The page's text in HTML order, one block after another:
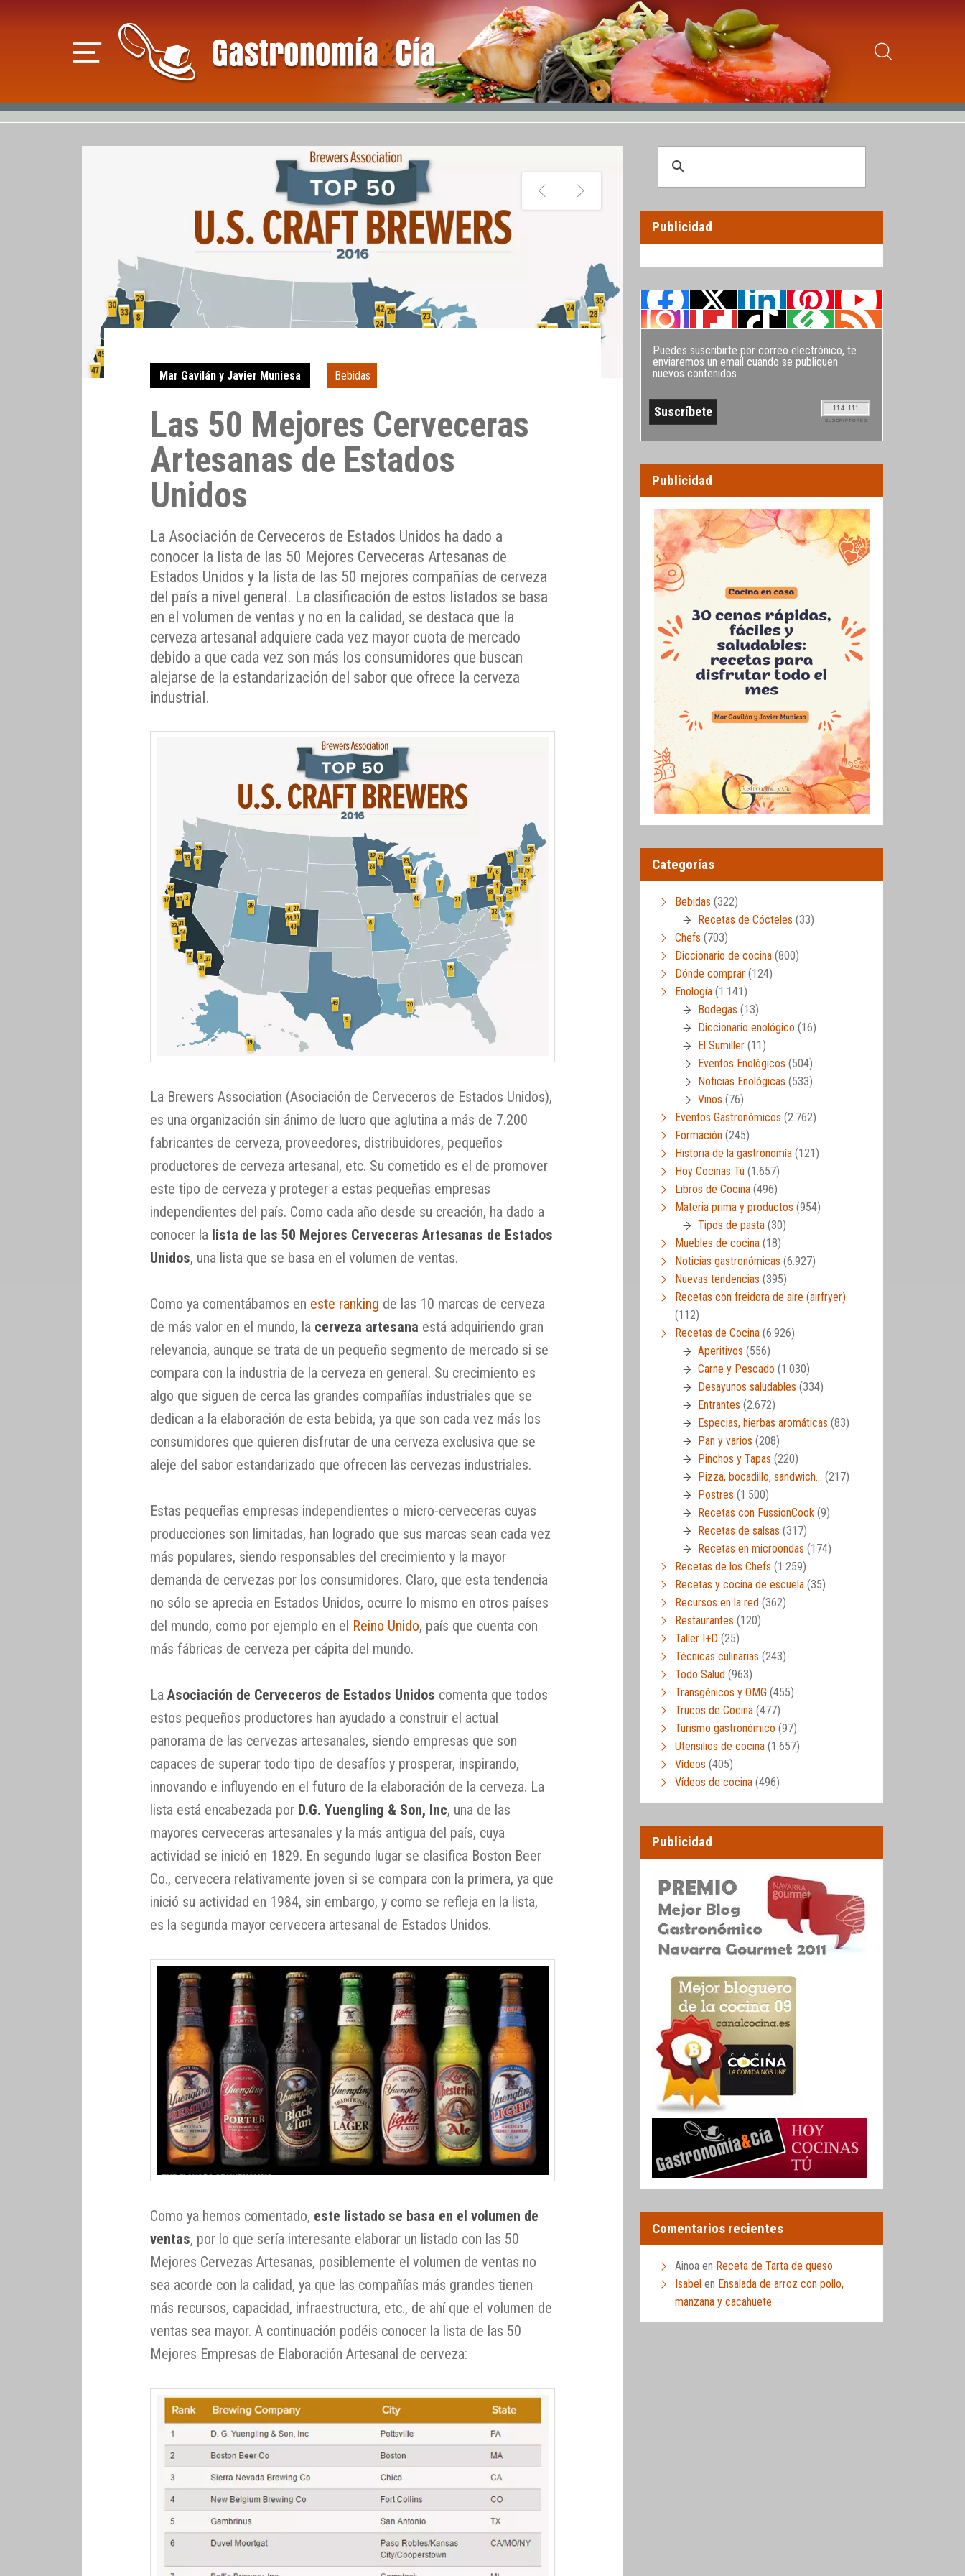
Mar Gavilán y Javier Muniesa Bebidas
Las 50 Mejores Cerveceras
Artesanas de Estados
Unidos
La Asociación de Cerveceros de Estados Unidos ha dado a
conocer la lista de las 50 Mejores Cerveceras Artesanas de
Estados Unidos y la lista de las 50 mejores compañías de cerveza
del país a nivel general. La clasificación de estos listados se basa
en el volumen de ventas y no en la calidad, se destaca que la
cerveza artesanal adquiere cada vez mayor cuota de mercado
debido a que cada vez son más los consumidores que buscan
alejarse de la estandarización del sabor que ofrece la cerveza
industrial.
La Brewers Association (Asociación de Cerveceros de Estados Unidos),
es una organización sin ánimo de lucro que aglutina a más de 7.200
fabricantes de cerveza, proveedores, distribuidores, pequeños
productores de cerveza artesanal, etc. Su cometido es el de promover
este tipo de cerveza y proteger a estas pequeñas empresas
independientes del país. Como cada año desde su creación, ha dado a
conocer la lista de las 50 Mejores Cerveceras Artesanas de Estados
Unidos, una lista que se basa en el volumen de ventas.
Como ya comentábamos en este ranking de las 10 marcas de cerveza
de más valor en el mundo, la cerveza artesana está adquiriendo gran
relevancia, aunque se trata de un pequeño segmento de mercado si se
compara con la industria de la cerveza en general. Su crecimiento es
algo que siguen de cerca las grandes compañías industriales que se
dedican a la elaboración de esta bebida, ya que son cada vez más los
consumidores que quieren disfrutar de una cerveza exclusiva que se
aleje del sabor estandarizado que ofrecen las cervezas industriales.
Estas pequeñas empresas independientes o micro-cerveceras cuyas
producciones son limitadas, han logrado que sus marcas sean cada vez
más populares, siendo responsables del crecimiento y la mayor
demanda de cervezas por los consumidores. Claro, que esta tendencia
no sólo se aprecia en Estados Unidos, ocurre lo mismo en otros países
del mundo, como por ejemplo en el Reino Unido, país que cuenta con
más fábricas de cerveza per cápita del mundo.
LaAsociación de Cerveceros de Estados Unidos comenta que todos
estos pequeños productores han ayudado a construir el actual
panorama de las cervezas artesanales, siendo empresas que son
capaces de superar todo tipo de desafíos y prosperar, inspirando,
innovando e influyendo en el futuro de la elaboración de la cerveza. La
lista está encabezada por D.G. Yuengling & Son, Inc, una de las
mayores cerveceras artesanales y la más antigua del país, cuya
actividad se inició en 1829. En segundo lugar se clasifica Boston Beer
Co., cervecera relativamente joven si se compara con la primera, ya que
inició su actividad en 1984, sin embargo, y como se refleja en la lista,
es la segunda mayor cervecera artesanal de Estados Unidos.
Como ya hemos comentado, este listado se basa en el volumen de
ventas, por lo que sería interesante elaborar un listado con las 50
Mejores Cervezas Artesanas, posiblemente el volumen de ventas no
sea acorde con la calidad, ya que las compañías más grandes tienen
más recursos, capacidad, infraestructura, etc., de ahí que el volumen de
ventas sea mayor. A continuación podéis conocer la lista de las 50
Mejores Empresas de Elaboración Artesanal de cerveza:
Publicidad
Puedes suscribirte por correo electrónico, te
enviaremos un email cuando se publiquen
nuevos contenidos
114.111
SUSCRIPTORES
Publicidad
Categorías
Bebidas (322)
Recetas de Cócteles (33)
Chefs (703)
Diccionario de cocina (800)
Dónde comprar (124)
Enología (1.141)
Bodegas (13)
Diccionario enológico (16)
El Sumiller (11)
Eventos Enológicos (504)
Noticias Enológicas (533)
Vinos (76)
Eventos Gastronómicos (2.762)
Formación (245)
Historia de la gastronomía (121)
Hoy Cocinas Tú (1.657)
Libros de Cocina (496)
Materia prima y productos (954)
Tipos de pasta (30)
Muebles de cocina (18)
Noticias gastronómicas (6.927)
Nuevas tendencias (395)
Recetas con freidora de aire (airfryer)
(112)
Recetas de Cocina (6.926)
Aperitivos (556)
Carne y Pescado (1.030)
Desayunos saludables (334)
Entrantes (2.672)
Especias, hierbas aromáticas (83)
Pan y varios (208)
Pinchos y Tapas (220)
Pizza, bocadillo, sandwich… (217)
Postres (1.500)
Recetas con FussionCook (9)
Recetas de salsas (317)
Recetas en microondas (174)
Recetas de los Chefs (1.259)
Recetas y cocina de escuela (35)
Recursos en la red (362)
Restaurantes (120)
Taller I+D (25)
Técnicas culinarias (243)
Todo Salud (963)
Transgénicos y OMG (455)
Trucos de Cocina (477)
Turismo gastronómico (97)
Utensilios de cocina (1.657)
Vídeos (405)
Vídeos de cocina (496)
Publicidad
Comentarios recientes
Ainoa en Receta de Tarta de queso
Isabel en Ensalada de arroz con pollo,
manzana y cacahuete